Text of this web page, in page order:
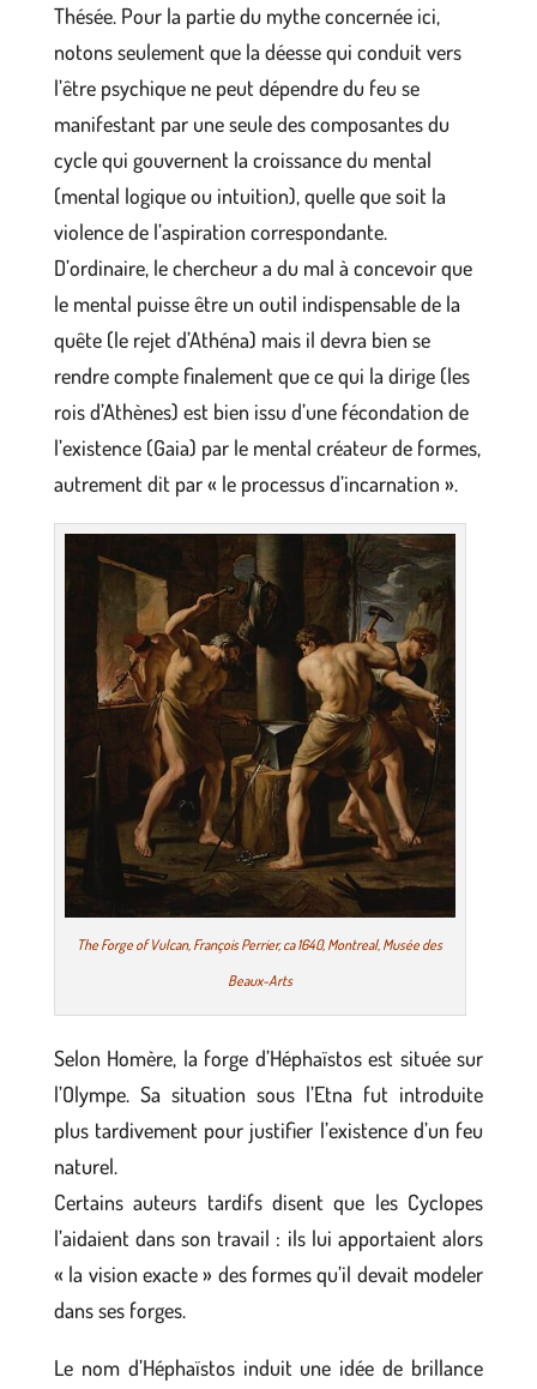
Thésée. Pour la partie du mythe concernée ici,
notons seulement que la déesse qui conduit vers
l’être psychique ne peut dépendre du feu se
manifestant par une seule des composantes du
cycle qui gouvernent la croissance du mental
(mental logique ou intuition), quelle que soit la
violence de l’aspiration correspondante.
D’ordinaire, le chercheur a du mal à concevoir que
le mental puisse être un outil indispensable de la
quête (le rejet d’Athéna) mais il devra bien se
rendre compte finalement que ce qui la dirige (les
rois d’Athènes) est bien issu d’une fécondation de
l’existence (Gaia) par le mental créateur de formes,
autrement dit par « le processus d’incarnation ».
The Forge of Vulcan, François Perrier, ca 1640, Montreal, Musée des
Beaux-Arts
Selon Homère, la forge d’Héphaïstos est située sur
l’Olympe. Sa situation sous l’Etna fut introduite
plus tardivement pour justifier l’existence d’un feu
naturel.
Certains auteurs tardifs disent que les Cyclopes
l’aidaient dans son travail : ils lui apportaient alors
« la vision exacte » des formes qu’il devait modeler
dans ses forges.
Le nom d’Héphaïstos induit une idée de brillance